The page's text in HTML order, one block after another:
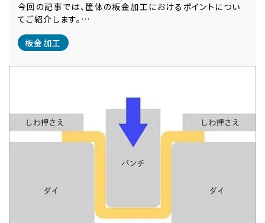
今回の記事では、筐体の板金加工におけるポイントについ
てご紹介します。…
板金加工